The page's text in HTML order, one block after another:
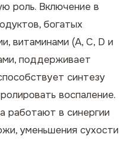
роль. Включение в
богатых
витаминами (А, С, D и
поддерживает
синтезу
воспаление.
работают в синергии
уменьшения сухости